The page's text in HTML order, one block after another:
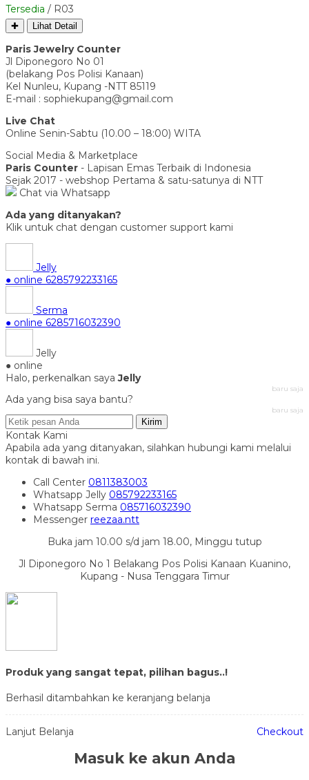
Tersedia / R03
✚ Lihat Detail
Paris Jewelry Counter
Jl Diponegoro No 01
(belakang Pos Polisi Kanaan)
Kel Nunleu, Kupang -NTT 85119
E-mail : sophiekupang@gmail.com
Live Chat
Online Senin-Sabtu (10.00 – 18:00) WITA
Social Media & Marketplace
Paris Counter - Lapisan Emas Terbaik di Indonesia
Sejak 2017 - webshop Pertama & satu-satunya di NTT
Chat via Whatsapp
Ada yang ditanyakan?
Klik untuk chat dengan customer support kami
Jelly
● online 6285792233165
Serma
● online 6285716032390
Jelly
● online
Halo, perkenalkan sayaJelly
baru saja
Ada yang bisa saya bantu?
baru saja
Kirim
Kontak Kami
Apabila ada yang ditanyakan, silahkan hubungi kami melalui
kontak di bawah ini.
Call Center 0811383003
Whatsapp Jelly 085792233165
Whatsapp Serma 085716032390
Messenger reezaa.ntt
Buka jam 10.00 s/d jam 18.00, Minggu tutup
Jl Diponegoro No 1 Belakang Pos Polisi Kanaan Kuanino,
Kupang - Nusa Tenggara Timur
Produk yang sangat tepat, pilihan bagus..!
Berhasil ditambahkan ke keranjang belanja
Lanjut Belanja Checkout
Masuk ke akun Anda